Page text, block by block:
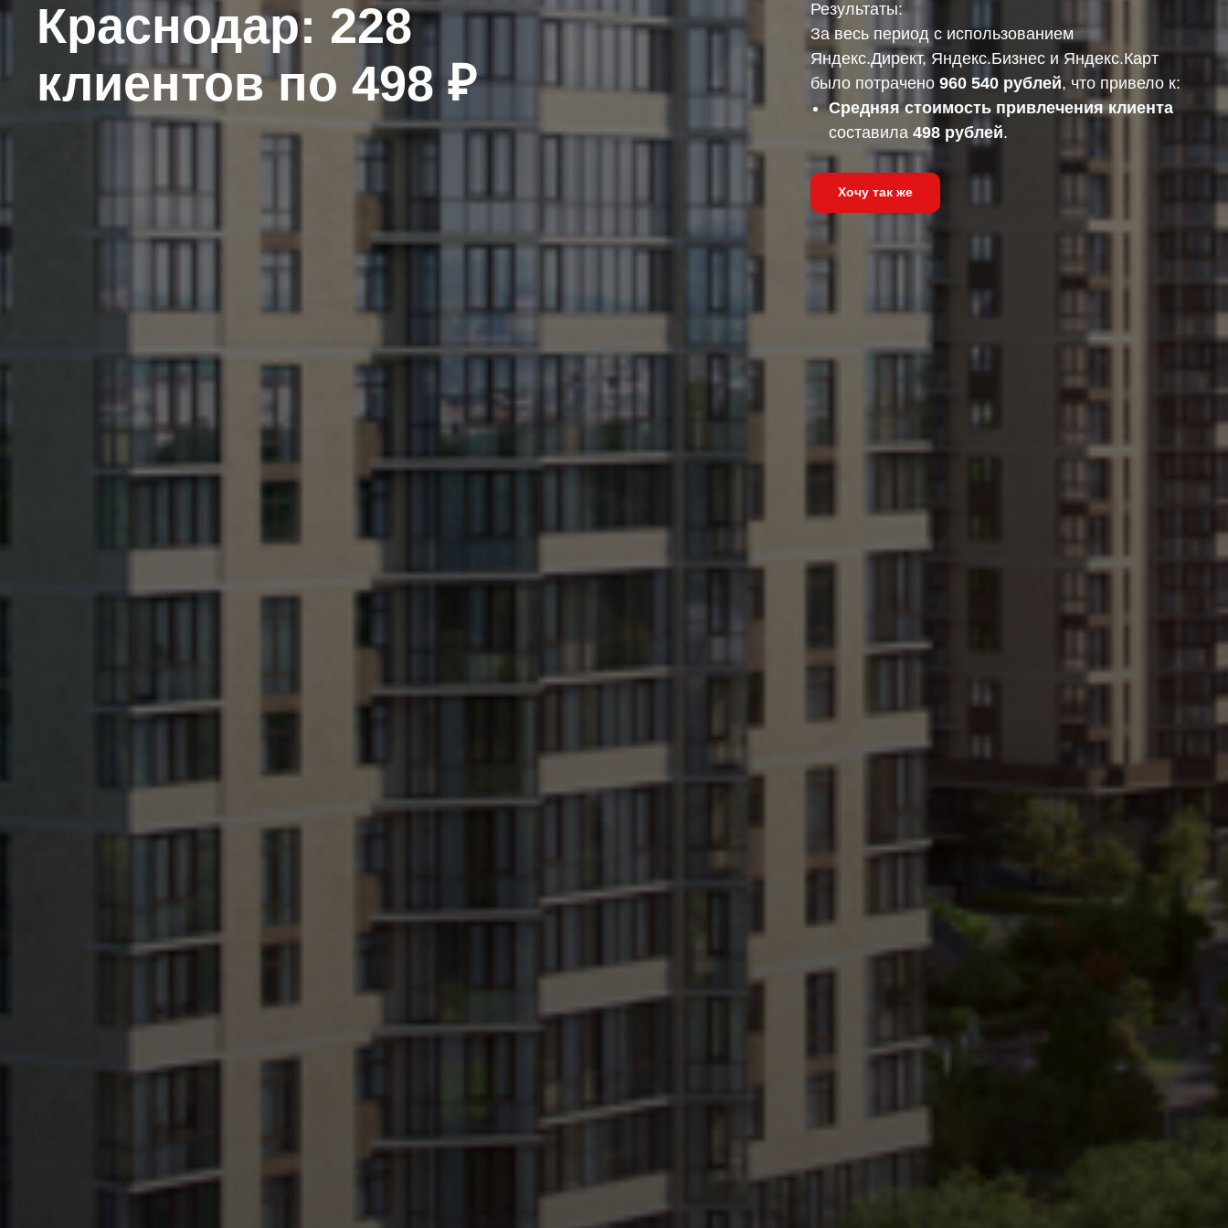
Краснодар: 228
клиентов по 498 ₽
Результаты:
За весь период с использованием
Яндекс.Директ, Яндекс.Бизнес и Яндекс.Карт
было потрачено 960 540 рублей, что привело к:
Средняя стоимость привлечения клиента
составила 498 рублей.
Хочу так же